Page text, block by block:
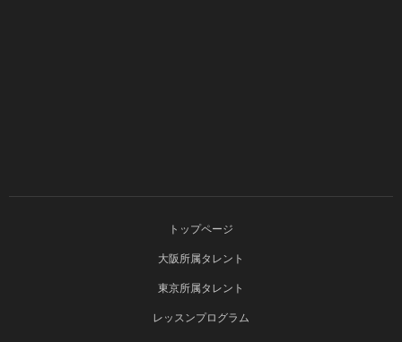
トップページ
大阪所属タレント
東京所属タレント
レッスンプログラム